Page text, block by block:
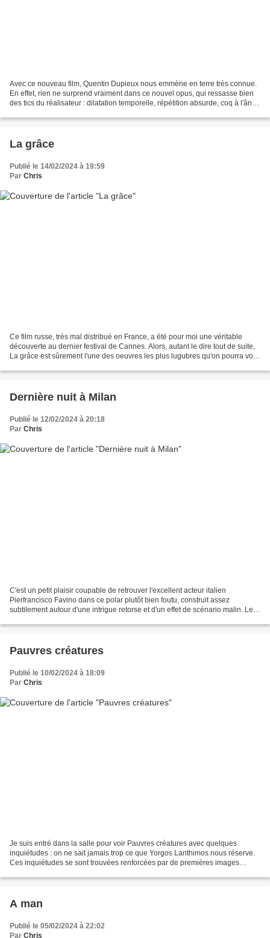
Avec ce nouveau film, Quentin Dupieux nous emmène en terre très connue.
En effet, rien ne surprend vraiment dans ce nouvel opus, qui ressasse bien
des tics du réalisateur : dilatation temporelle, répétition absurde, coq à l'âne,
La grâce
Publié le 14/02/2024 à 19:59
Par Chris
Ce film russe, très mal distribué en France, a été pour moi une véritable
découverte au dernier festival de Cannes. Alors, autant le dire tout de suite,
La grâce est sûrement l'une des oeuvres les plus lugubres qu'on pourra voir
Dernière nuit à Milan
Publié le 12/02/2024 à 20:18
Par Chris
C'est un petit plaisir coupable de retrouver l'excellent acteur italien
Pierfrancisco Favino dans ce polar plutôt bien foutu, construit assez
subtilement autour d'une intrigue retorse et d'un effet de scénario malin. Le
Pauvres créatures
Publié le 10/02/2024 à 18:09
Par Chris
Je suis entré dans la salle pour voir Pauvres créatures avec quelques
inquiétudes : on ne sait jamais trop ce que Yorgos Lanthimos nous réserve.
Ces inquiétudes se sont trouvées renforcées par de premières images
A man
Publié le 05/02/2024 à 22:02
Par Chris